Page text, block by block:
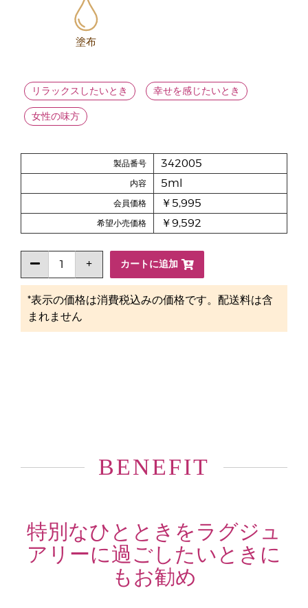
塗布
リラックスしたいとき 幸せを感じたいとき
女性の味方
製品番号 342005
内容 5ml
会員価格 ￥5,995
希望小売価格 ￥9,592
カートに追加
*表示の価格は消費税込みの価格です。配送料は含
まれません
BENEFIT
特別なひとときをラグジュ
アリーに過ごしたいときに
もお勧め